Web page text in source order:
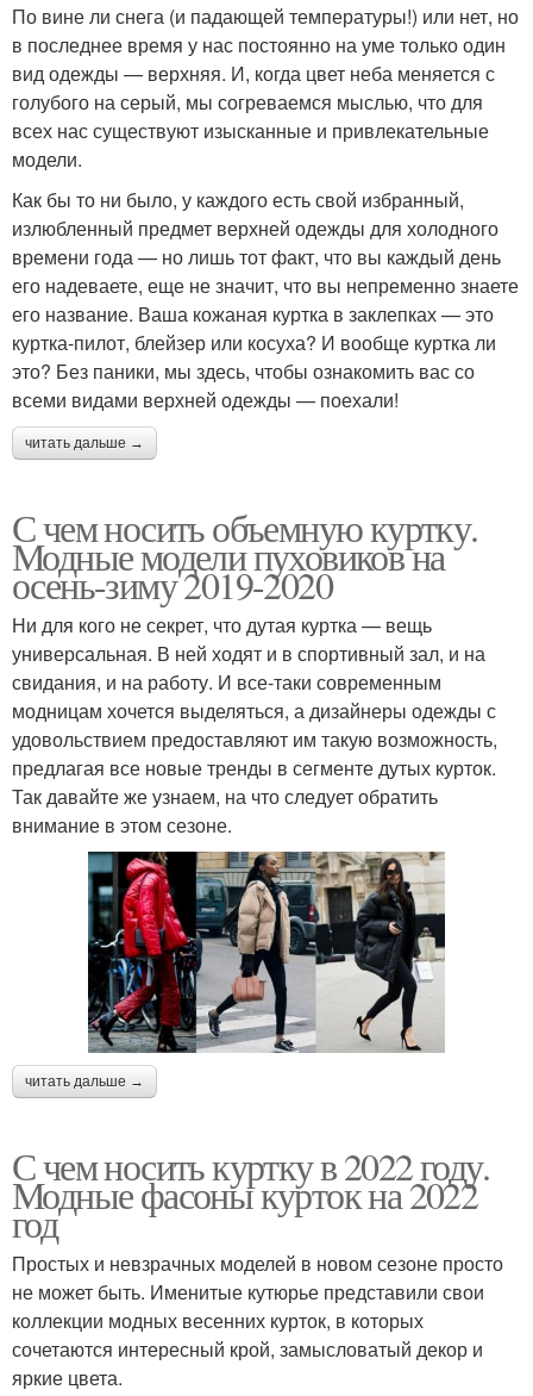
По вине ли снега (и падающей температуры!) или нет, но
в последнее время у нас постоянно на уме только один
вид одежды — верхняя. И, когда цвет неба меняется с
голубого на серый, мы согреваемся мыслью, что для
всех нас существуют изысканные и привлекательные
модели.
Как бы то ни было, у каждого есть свой избранный,
излюбленный предмет верхней одежды для холодного
времени года — но лишь тот факт, что вы каждый день
его надеваете, еще не значит, что вы непременно знаете
его название. Ваша кожаная куртка в заклепках — это
куртка-пилот, блейзер или косуха? И вообще куртка ли
это? Без паники, мы здесь, чтобы ознакомить вас со
всеми видами верхней одежды — поехали!
читать дальше →
С чем носить объемную куртку.
Модные модели пуховиков на
осень-зиму 2019-2020
Ни для кого не секрет, что дутая куртка — вещь
универсальная. В ней ходят и в спортивный зал, и на
свидания, и на работу. И все-таки современным
модницам хочется выделяться, а дизайнеры одежды с
удовольствием предоставляют им такую возможность,
предлагая все новые тренды в сегменте дутых курток.
Так давайте же узнаем, на что следует обратить
внимание в этом сезоне.
читать дальше →
С чем носить куртку в 2022 году.
Модные фасоны курток на 2022
год
Простых и невзрачных моделей в новом сезоне просто
не может быть. Именитые кутюрье представили свои
коллекции модных весенних курток, в которых
сочетаются интересный крой, замысловатый декор и
яркие цвета.